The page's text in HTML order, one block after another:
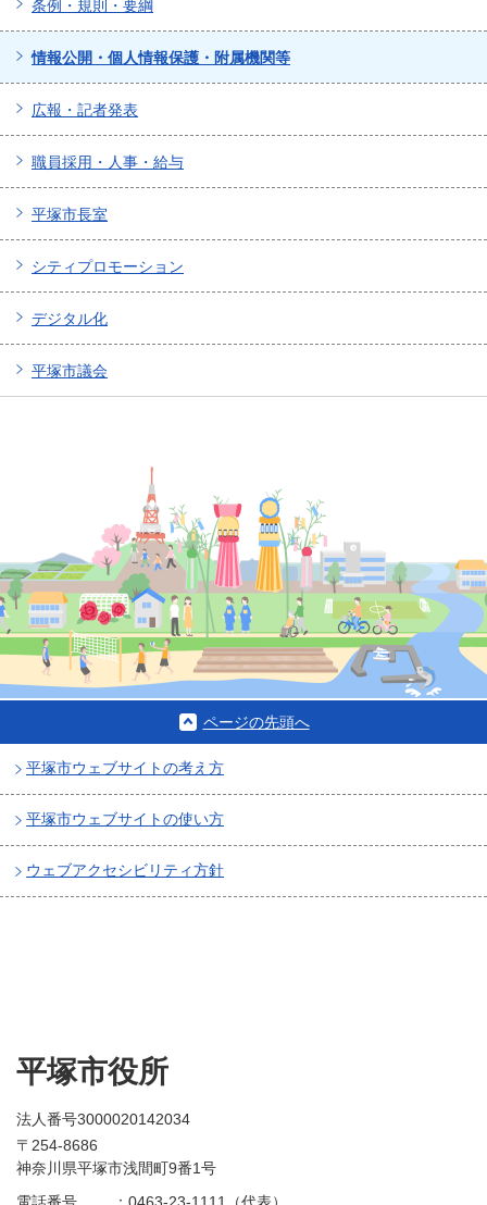
条例・規則・要綱
情報公開・個人情報保護・附属機関等
広報・記者発表
職員採用・人事・給与
平塚市長室
シティプロモーション
デジタル化
平塚市議会
ページの先頭へ
平塚市ウェブサイトの考え方
平塚市ウェブサイトの使い方
ウェブアクセシビリティ方針
平塚市役所
法人番号3000020142034
〒254-8686
神奈川県平塚市浅間町9番1号
電話番号
：0463-23-1111（代表）